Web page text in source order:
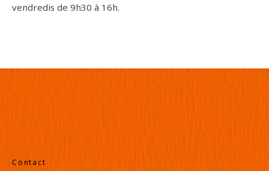
vendredis de 9h30 à 16h.
Contact